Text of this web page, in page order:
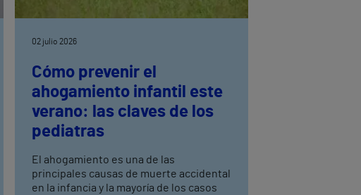
02 julio 2026
Cómo prevenir el
ahogamiento infantil este
verano: las claves de los
pediatras
El ahogamiento es una de las
principales causas de muerte accidental
en la infancia y la mayoría de los casos